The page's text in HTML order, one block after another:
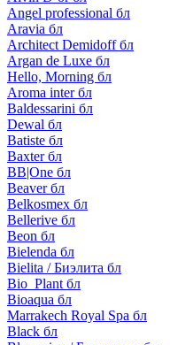
Angel professional бл
Aravia бл
Architect Demidoff бл
Argan de Luxe бл
Hello, Morning бл
Aroma inter бл
Baldessarini бл
Dewal бл
Batiste бл
Baxter бл
BB|One бл
Beaver бл
Belkosmex бл
Bellerive бл
Beon бл
Bielenda бл
Bielita / Биэлита бл
Bio_Plant бл
Bioaqua бл
Marrakech Royal Spa бл
Black бл